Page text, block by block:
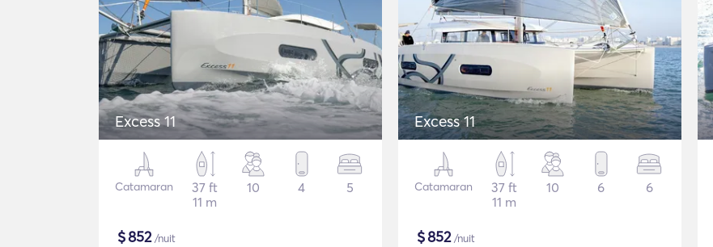
Excess 11
Catamaran
37 ft
11 m
10 4 5
$852/nuit
Excess 11
Catamaran
37 ft
11 m
10 6 6
$852/nuit